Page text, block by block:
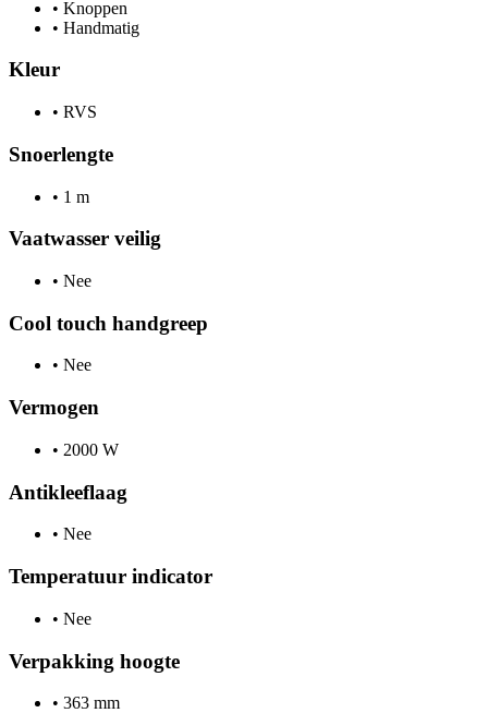
• Knoppen
• Handmatig
Kleur
• RVS
Snoerlengte
• 1 m
Vaatwasser veilig
• Nee
Cool touch handgreep
• Nee
Vermogen
• 2000 W
Antikleeflaag
• Nee
Temperatuur indicator
• Nee
Verpakking hoogte
• 363 mm